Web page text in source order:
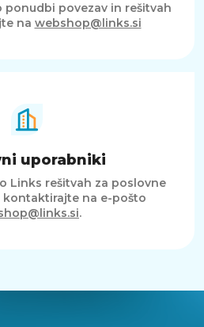
ponudbi povezav in rešitvah
na webshop@links.si
uporabniki
Links rešitvah za poslovne
kontaktirajte na e-pošto
.